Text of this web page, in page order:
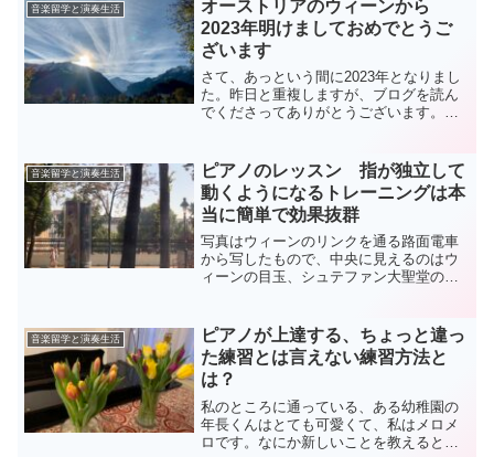
音楽留学と演奏生活
オーストリアのウィーンから
2023年明けましておめでとうご
ざいます
さて、あっという間に2023年となりまし
た。昨日と重複しますが、ブログを読ん
でくださってありがとうございます。お
ューイヤーコンサートも日本にいる時は
それこそかぶりつきで...
音楽留学と演奏生活
ピアノのレッスン 指が独立して
動くようになるトレーニングは本
当に簡単で効果抜群
写真はウィーンのリンクを通る路面電車
から写したもので、中央に見えるのはウ
ィーンの目玉、シュテファン大聖堂の塔
のです。さて、本題です。私が最近のレ
ッスンで頻繁に取り入れて...
音楽留学と演奏生活
ピアノが上達する、ちょっと違っ
た練習とは言えない練習方法と
は？
私のところに通っている、ある幼稚園の
年長くんはとても可愛くて、私はメロメ
ロです。なにか新しいことを教えると、